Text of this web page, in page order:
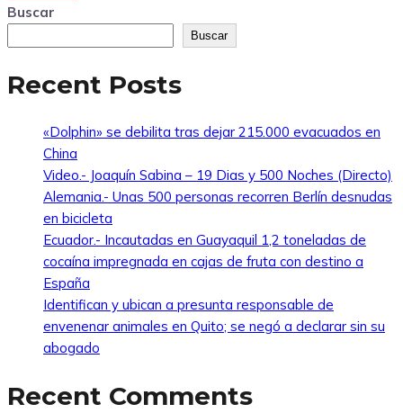
Buscar
Buscar
Recent Posts
«Dolphin» se debilita tras dejar 215.000 evacuados en
China
Video.- Joaquín Sabina – 19 Dias y 500 Noches (Directo)
Alemania.- Unas 500 personas recorren Berlín desnudas
en bicicleta
Ecuador.- Incautadas en Guayaquil 1,2 toneladas de
cocaína impregnada en cajas de fruta con destino a
España
Identifican y ubican a presunta responsable de
envenenar animales en Quito; se negó a declarar sin su
abogado
Recent Comments